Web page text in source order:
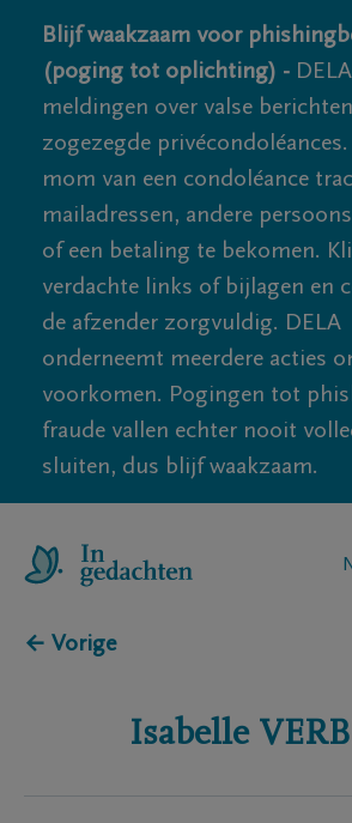
Blijf waakzaam voor
(poging tot oplichting) -
meldingen over valse
zogezegde
mom van een condoléance
mailadressen, andere
of een betaling te bekomen.
verdachte links of bijlagen en
de afzender zorgvuldig. DELA
onderneemt meerdere acties
voorkomen. Pogingen tot
fraude vallen echter nooit
sluiten, dus blijf waakzaam.
← Vorige
Isabelle